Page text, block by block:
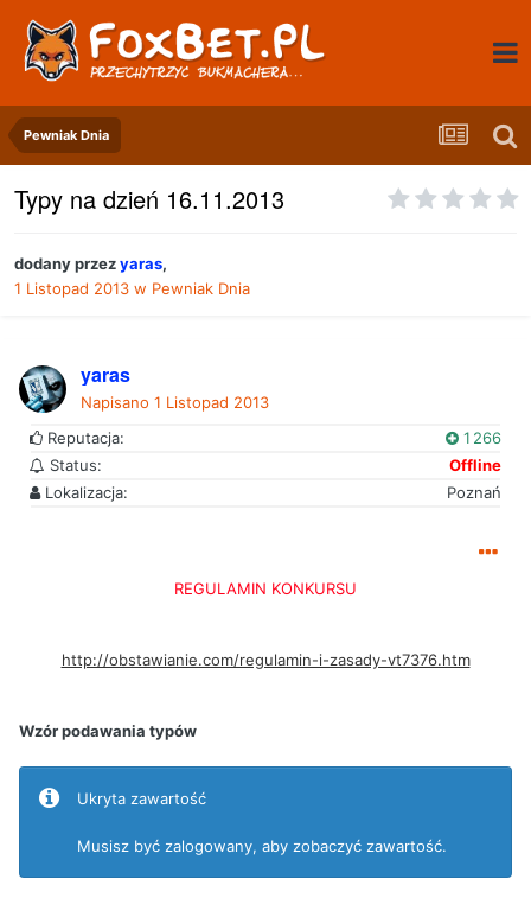
Pewniak Dnia
Typy na dzień 16.11.2013
dodany przezyaras,
1 Listopad 2013 w Pewniak Dnia
yaras
Napisano 1 Listopad 2013
Reputacja:
1 266
Status:
Offline
Lokalizacja:
Poznań
REGULAMIN KONKURSU
http://obstawianie.com/regulamin-i-zasady-vt7376.htm
Wzór podawania typów
Ukryta zawartość
Musisz być zalogowany, aby zobaczyć zawartość.